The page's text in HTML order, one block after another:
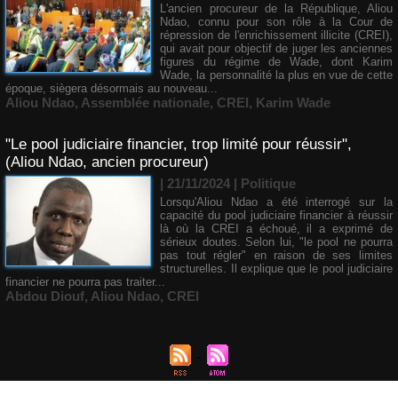
L'ancien procureur de la République, Aliou
Ndao, connu pour son rôle à la Cour de
répression de l'enrichissement illicite (CREI),
qui avait pour objectif de juger les anciennes
figures du régime de Wade, dont Karim
Wade, la personnalité la plus en vue de cette
époque, siègera désormais au nouveau...
Aliou Ndao, Assemblée nationale, CREI, Karim Wade
"Le pool judiciaire financier, trop limité pour réussir",
(Aliou Ndao, ancien procureur)
| 21/11/2024 | Politique
Lorsqu'Aliou Ndao a été interrogé sur la
capacité du pool judiciaire financier à réussir
là où la CREI a échoué, il a exprimé de
sérieux doutes. Selon lui, "le pool ne pourra
pas tout régler" en raison de ses limites
structurelles. Il explique que le pool judiciaire
financier ne pourra pas traiter...
Abdou Diouf, Aliou Ndao, CREI